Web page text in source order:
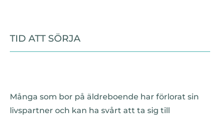
TID ATT SÖRJA
Många som bor på äldreboende har förlorat sin
livspartner och kan ha svårt att ta sig till